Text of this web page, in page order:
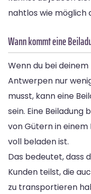
nahtlos wie möglich
Wann kommt eine
Wenn du bei
Antwerpen nur
musst, kann eine
sein. Eine Beiladung
von Gütern in einem
voll beladen ist.
Das bedeutet, dass
Kunden teilst, die
zu transportieren